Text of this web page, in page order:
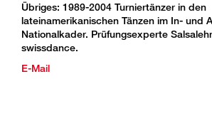
Übriges: 1989-2004 Turniertänzer in den
lateinamerikanischen Tänzen im In- und
Nationalkader. Prüfungsexperte
swissdance.
E-Mail